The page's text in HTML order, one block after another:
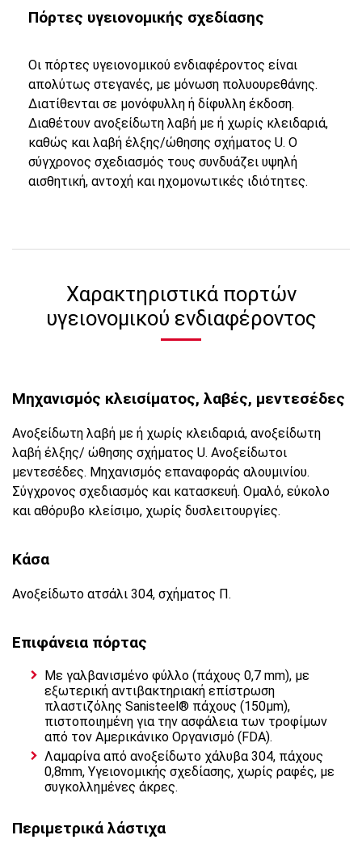
Πόρτες υγειονομικής σχεδίασης
Οι πόρτες υγειονομικού ενδιαφέροντος είναι
απολύτως στεγανές, με μόνωση πολυουρεθάνης.
Διατίθενται σε μονόφυλλη ή δίφυλλη έκδοση.
Διαθέτουν ανοξείδωτη λαβή με ή χωρίς κλειδαριά,
καθώς και λαβή έλξης/ώθησης σχήματος U. Ο
σύγχρονος σχεδιασμός τους συνδυάζει υψηλή
αισθητική, αντοχή και ηχομονωτικές ιδιότητες.
Χαρακτηριστικά πορτών
υγειονομικού ενδιαφέροντος
Μηχανισμός κλεισίματος, λαβές, μεντεσέδες
Ανοξείδωτη λαβή με ή χωρίς κλειδαριά, ανοξείδωτη
λαβή έλξης/ ώθησης σχήματος U. Ανοξείδωτοι
μεντεσέδες. Μηχανισμός επαναφοράς αλουμινίου.
Σύγχρονος σχεδιασμός και κατασκευή. Ομαλό, εύκολο
και αθόρυβο κλείσιμο, χωρίς δυσλειτουργίες.
Κάσα
Ανοξείδωτο ατσάλι 304, σχήματος Π.
Επιφάνεια πόρτας
Με γαλβανισμένο φύλλο (πάχους 0,7 mm), με
εξωτερική αντιβακτηριακή επίστρωση
πλαστιζόλης Sanisteel® πάχους (150μm),
πιστοποιημένη για την ασφάλεια των τροφίμων
από τον Αμερικάνικο Οργανισμό (FDA).
Λαμαρίνα από ανοξείδωτο χάλυβα 304, πάχους
0,8mm, Yγειονομικής σχεδίασης, χωρίς ραφές, με
συγκολλημένες άκρες.
Περιμετρικά λάστιχα